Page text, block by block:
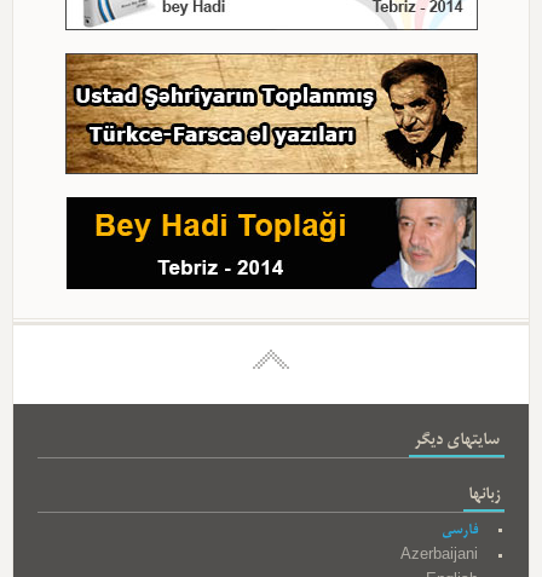
سایتهای دیگر
زبانها
فارسی
Azerbaijani